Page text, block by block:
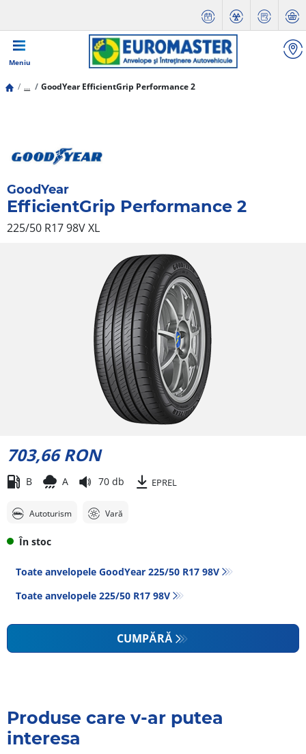
Meniu
... GoodYear EfficientGrip Performance 2
GoodYear
EfficientGrip Performance 2
225/50 R17 98VXL
703,66 RON
B A 70 db EPREL
Autoturism Vară
În stoc
Toate anvelopele GoodYear 225/50 R17 98V
Toate anvelopele‎ 225/50 R17 98V
CUMPĂRĂ
Produse care v-ar putea
interesa